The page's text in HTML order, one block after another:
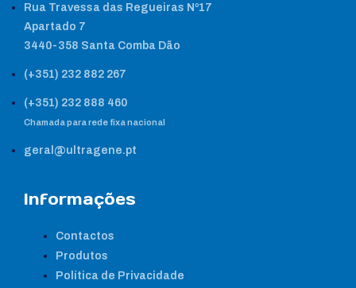
Rua Travessa das Regueiras Nº17
Apartado 7
3440-358 Santa Comba Dão
(+351) 232 882 267
(+351) 232 888 460
Chamada para rede fixa nacional
geral@ultragene.pt
Informações
Contactos
Produtos
Política de Privacidade